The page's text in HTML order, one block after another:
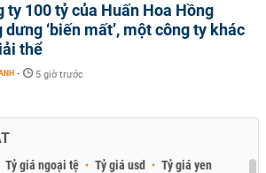
ty 100 tỷ của Huấn Hoa Hồng
dưng ‘biến mất’, một công ty khác
thể
- 5 giờ trước
Tỷ giá ngoại tệ Tỷ giá usd
Tỷ giá yen